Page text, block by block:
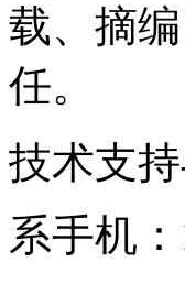
载、摘
任。
技术支
系手机